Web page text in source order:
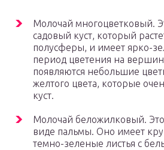
Молочай многоцветковый.
садовый куст, который
полусферы, и имеет ярко-
период цветения на
появляются небольшие
желтого цвета, которые
куст.
Молочай беложилковый. Это
виде пальмы. Оно имеет
темно-зеленые листья с